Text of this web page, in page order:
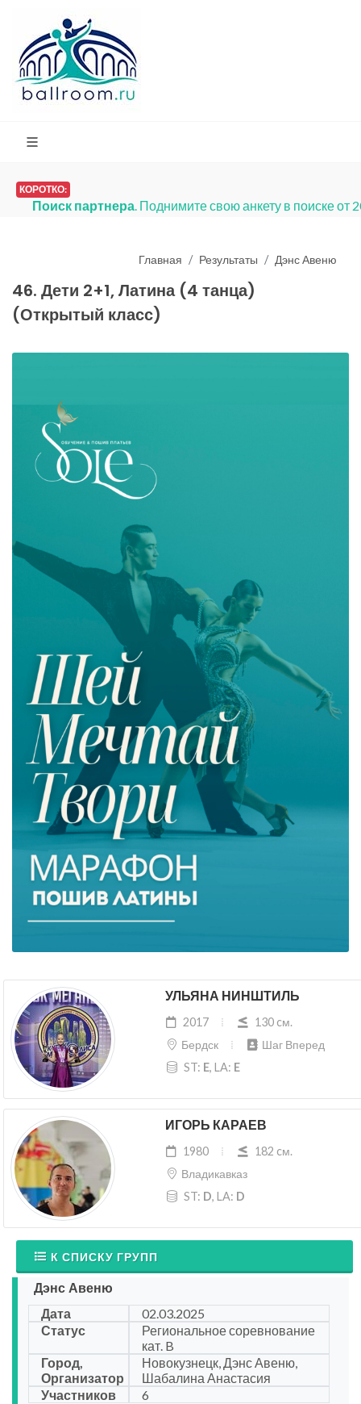
КОРОТКО:
Поиск партнера. Поднимите свою анкету в поиске от
Главная Результаты Дэнс Авеню
46. Дети 2+1, Латина (4 танца)
(Открытый класс)
УЛЬЯНА НИНШТИЛЬ
2017
130 cм.
Бердск
Шаг Вперед
ST: E, LA: E
ИГОРЬ КАРАЕВ
1980
182 cм.
Владикавказ
ST: D, LA: D
К СПИСКУ ГРУПП
Дэнс Авеню
Дата
02.03.2025
Статус
Региональное соревнование
кат. B
Город,
Организатор
Новокузнецк, Дэнс Авеню,
Шабалина Анастасия
Участников
6